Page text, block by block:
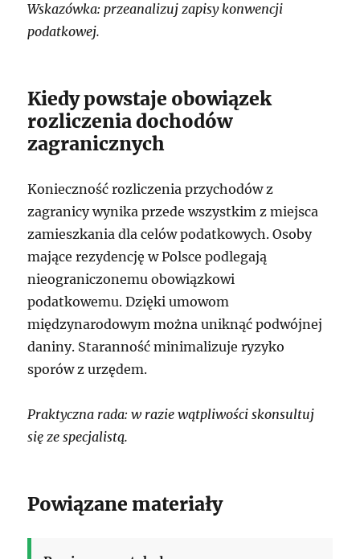
Wskazówka: przeanalizuj zapisy konwencji
podatkowej.
Kiedy powstaje obowiązek
rozliczenia dochodów
zagranicznych
Konieczność rozliczenia przychodów z
zagranicy wynika przede wszystkim z miejsca
zamieszkania dla celów podatkowych. Osoby
mające rezydencję w Polsce podlegają
nieograniczonemu obowiązkowi
podatkowemu. Dzięki umowom
międzynarodowym można uniknąć podwójnej
daniny. Staranność minimalizuje ryzyko
sporów z urzędem.
Praktyczna rada: w razie wątpliwości skonsultuj
się ze specjalistą.
Powiązane materiały